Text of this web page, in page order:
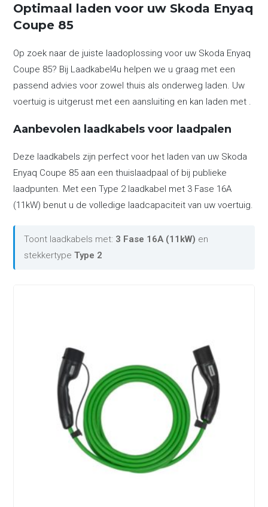
Optimaal laden voor uw Skoda Enyaq
Coupe 85
Op zoek naar de juiste laadoplossing voor uw Skoda Enyaq
Coupe 85? Bij Laadkabel4u helpen we u graag met een
passend advies voor zowel thuis als onderweg laden. Uw
voertuig is uitgerust met een aansluiting en kan laden met .
Aanbevolen laadkabels voor laadpalen
Deze laadkabels zijn perfect voor het laden van uw Skoda
Enyaq Coupe 85 aan een thuislaadpaal of bij publieke
laadpunten. Met een Type 2 laadkabel met 3 Fase 16A
(11kW) benut u de volledige laadcapaciteit van uw voertuig.
Toont laadkabels met: 3 Fase 16A (11kW) en
stekkertypeType 2